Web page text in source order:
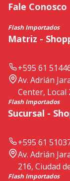
Fale Conosco
Flash Importados
Matriz -
+595 61
Av. Adrián
Center, Local
Flash Importados
Sucursal -
+595 61
Av. Adrián
216, Ciudad
Flash Importados